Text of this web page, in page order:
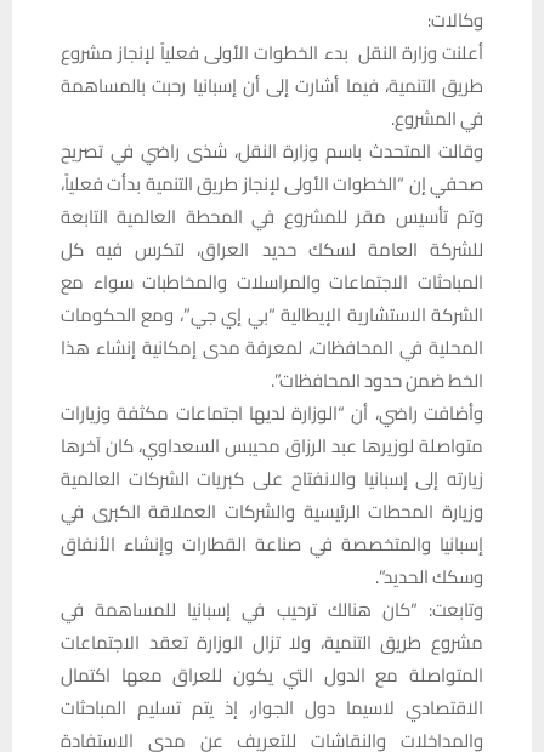
وكالات:
أعلنت وزارة النقل بدء الخطوات الأولى فعلياً لإنجاز مشروع
طريق التنمية، فيما أشارت إلى أن إسبانيا رحبت بالمساهمة
في المشروع.
وقالت المتحدث باسم وزارة النقل، شذى راضي في تصريح
صحفي إن “الخطوات الأولى لإنجاز طريق التنمية بدأت فعلياً،
وتم تأسيس مقر للمشروع في المحطة العالمية التابعة
للشركة العامة لسكك حديد العراق، لتكرس فيه كل
المباحثات الاجتماعات والمراسلات والمخاطبات سواء مع
الشركة الاستشارية الإيطالية “بي إي جي”، ومع الحكومات
المحلية في المحافظات، لمعرفة مدى إمكانية إنشاء هذا
الخط ضمن حدود المحافظات”.
وأضافت راضي، أن “الوزارة لديها اجتماعات مكثفة وزيارات
متواصلة لوزيرها عبد الرزاق محيبس السعداوي، كان آخرها
زيارته إلى إسبانيا والانفتاح على كبريات الشركات العالمية
وزيارة المحطات الرئيسية والشركات العملاقة الكبرى في
إسبانيا والمتخصصة في صناعة القطارات وإنشاء الأنفاق
وسكك الحديد”.
وتابعت: “‏كان هنالك ترحيب في إسبانيا للمساهمة في
مشروع طريق التنمية، ولا تزال الوزارة تعقد الاجتماعات
المتواصلة مع الدول التي يكون للعراق معها اكتمال
الاقتصادي لاسيما دول الجوار، إذ يتم تسليم المباحثات
والمداخلات والنقاشات للتعريف عن مدى الاستفادة